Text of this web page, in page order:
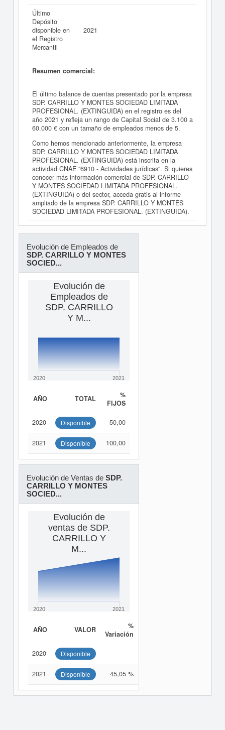
Último
Depósito
disponible en
el Registro
Mercantil
2021
Resumen comercial:
El último balance de cuentas presentado por la empresa
SDP. CARRILLO Y MONTES SOCIEDAD LIMITADA
PROFESIONAL. (EXTINGUIDA) en el registro es del
año 2021 y refleja un rango de Capital Social de 3.100 a
60.000 € con un tamaño de empleados menos de 5.
Como hemos mencionado anteriormente, la empresa
SDP. CARRILLO Y MONTES SOCIEDAD LIMITADA
PROFESIONAL. (EXTINGUIDA) está inscrita en la
actividad CNAE "6910 - Actividades jurídicas". Si quieres
conocer más información comercial de SDP. CARRILLO
Y MONTES SOCIEDAD LIMITADA PROFESIONAL.
(EXTINGUIDA) o del sector, acceda gratis al informe
ampliado de la empresa SDP. CARRILLO Y MONTES
SOCIEDAD LIMITADA PROFESIONAL. (EXTINGUIDA).
Evolución de Empleados de
SDP. CARRILLO Y MONTES
SOCIED...
Evolución de
Empleados de
SDP. CARRILLO
Y M...
2020 2021
AÑO TOTAL
%
FIJOS
2020 Disponible 50,00
2021 Disponible 100,00
Evolución de Ventas de SDP.
CARRILLO Y MONTES
SOCIED...
Evolución de
ventas de SDP.
CARRILLO Y
M...
2020 2021
AÑO VALOR
%
Variación
2020 Disponible
2021 Disponible 45,05 %